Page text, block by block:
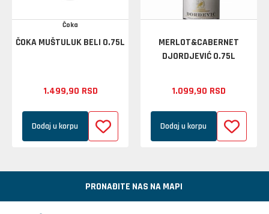
Čoka
ČOKA MUŠTULUK BELI 0.75L
1.499,90 RSD
Dodaj u korpu
MERLOT&CABERNET
DJORDJEVIĆ 0.75L
1.099,90 RSD
Dodaj u korpu
PRONAĐITE NAS NA MAPI